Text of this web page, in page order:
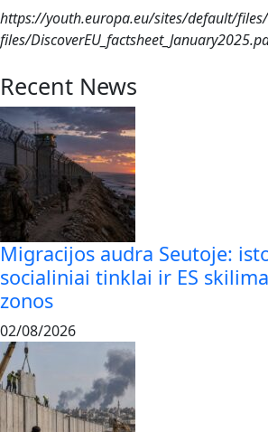
https://youth.europa.eu/sites/default/
files/
Recent News
Migracijos audra Seutoje:
socialiniai tinklai ir ES
zonos
02/08/2026